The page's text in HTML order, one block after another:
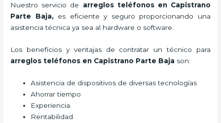
Nuestro servicio de arreglos teléfonos en Capistrano
Parte Baja,es eficiente y seguro proporcionando una
asistencia técnica ya sea al hardware o software.
Los beneficios y ventajas de contratar un técnico para
arreglos teléfonos en Capistrano Parte Baja son:
Asistencia de dispositivos de diversas tecnologías
Ahorrar tiempo
Experiencia
Rentabilidad